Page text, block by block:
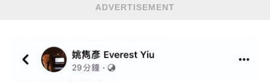
ADVERTISEMENT